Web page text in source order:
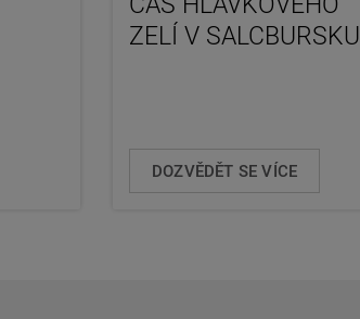
ZELÍ V SALCBURSKU
DOZVĚDĚT SE VÍCE